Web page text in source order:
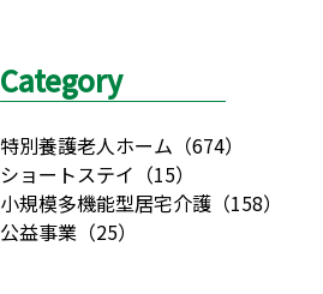
Category
特別養護老人ホーム （674）
ショートステイ （15）
小規模多機能型居宅介護 （158）
公益事業 （25）